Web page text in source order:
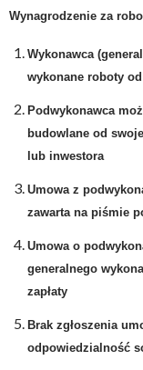
Wynagrodzenie za
Wykonawca
wykonane roboty
Podwykonawca
budowlane od
lub inwestora
Umowa z
zawarta na piśmie
Umowa o
generalnego
zapłaty
Brak zgłoszenia
odpowiedzialność